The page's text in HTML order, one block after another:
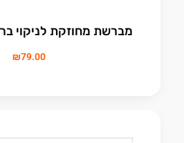
מברשת מחוזקת לניקוי
₪79.00